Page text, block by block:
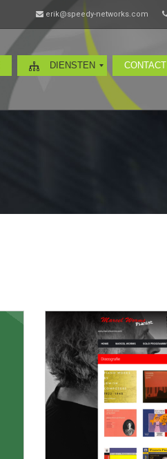
erik@speedy-networks.com
DIENSTEN CONTACT